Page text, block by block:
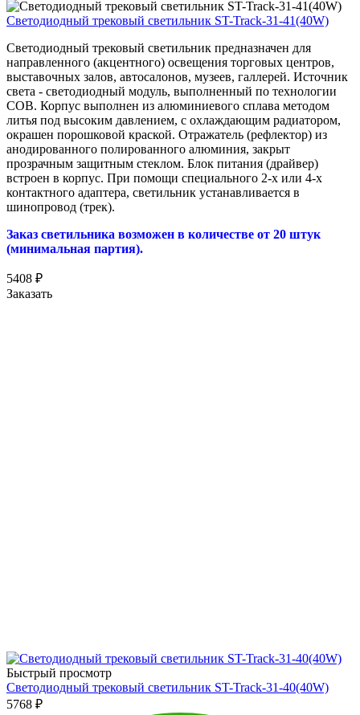
Светодиодный трековый светильник ST-Track-31-41(40W)
Светодиодный трековый светильник предназначен для
направленного (акцентного) освещения торговых центров,
выставочных залов, автосалонов, музеев, галлерей. Источник
света - светодиодный модуль, выполненный по технологии
COB. Корпус выполнен из алюминиевого сплава методом
литья под высоким давлением, с охлаждающим радиатором,
окрашен порошковой краской. Отражатель (рефлектор) из
анодированного полированного алюминия, закрыт
прозрачным защитным стеклом. Блок питания (драйвер)
встроен в корпус. При помощи специального 2-х или 4-х
контактного адаптера, светильник устанавливается в
шинопровод (трек).
Заказ светильника возможен в количестве от 20 штук
(минимальная партия).
5408 ₽
Заказать
Быстрый просмотр
Светодиодный трековый светильник ST-Track-31-40(40W)
5768 ₽